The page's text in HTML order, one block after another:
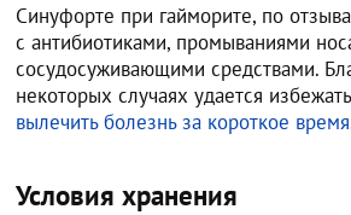
Синуфорте при гайморите, по
с антибиотиками, промываниями
сосудосуживающими средствами.
некоторых случаях удается избежать
вылечить болезнь за короткое время
Условия хранения